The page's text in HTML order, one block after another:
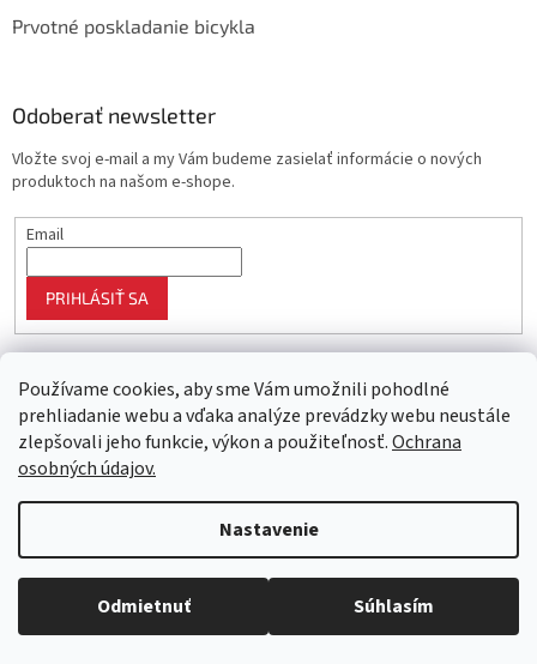
Používame cookies, aby sme Vám umožnili pohodlné
prehliadanie webu a vďaka analýze prevádzky webu neustále
zlepšovali jeho funkcie, výkon a použiteľnosť.Ochrana
osobných údajov.
Nastavenie
Odmietnuť Súhlasím
Objednaný tovar si môžete prevziať osobne v predajni SELEKTRA,
Družstevná 1143/24, Partizánske, tel.: 038/7490000. Všetok tovar je
Prvotné poskladanie bicykla
Odoberať newsletter
Vložte svoj e-mail a my Vám budeme zasielať informácie o nových
produktoch na našom e-shope.
Email
PRIHLÁSIŤ SA
Vytvoril Shoptet
Copyright 2026Najlepší nákup. Všetky práva vyhradené.Upraviť